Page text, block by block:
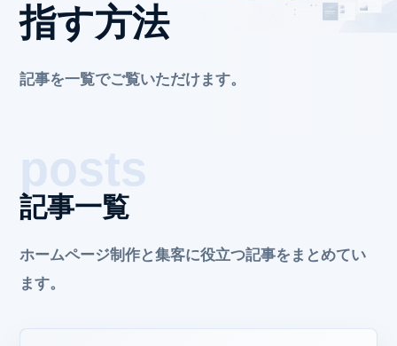
指す方法
記事を一覧でご覧いただけます。
記事一覧
ホームページ制作と集客に役立つ記事をまとめてい
ます。